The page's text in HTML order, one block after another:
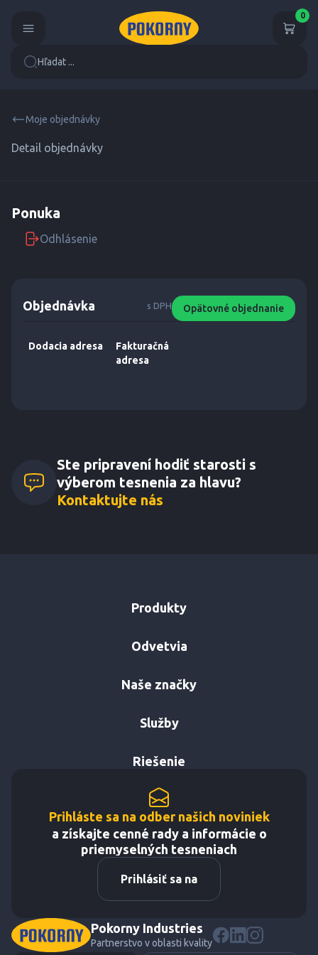
Hľadat ...
0
Moje objednávky
Detail objednávky
Ponuka
Odhlásenie
Objednávka s DPH Opätovné objednanie
Dodacia adresa
Fakturačná
adresa
Ste pripravení hodiť starosti s
výberom tesnenia za hlavu?
Kontaktujte nás
Produkty
Odvetvia
Naše značky
Služby
Riešenie
Prihláste sa na odber našich noviniek
a získajte cenné rady a informácie o
priemyselných tesneniach
Prihlásiť sa na
Pokorny Industries
Partnerstvo v oblasti kvality